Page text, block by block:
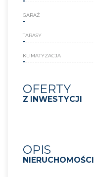
GARAŻ
TARASY
KLIMATYZACJA
OFERTY
Z INWESTYCJI
OPIS
NIERUCHOMOŚCI